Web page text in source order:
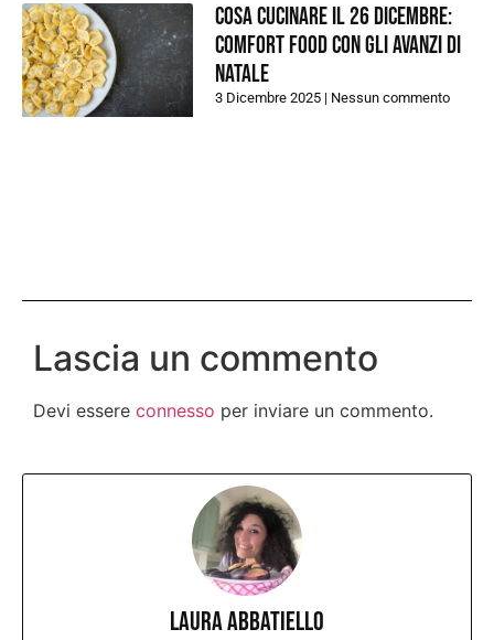
Cosa cucinare il 26 dicembre:
comfort food con gli avanzi di
natale
3 Dicembre 2025 Nessun commento
Lascia un commento
Devi essere connesso per inviare un commento.
Laura Abbatiello